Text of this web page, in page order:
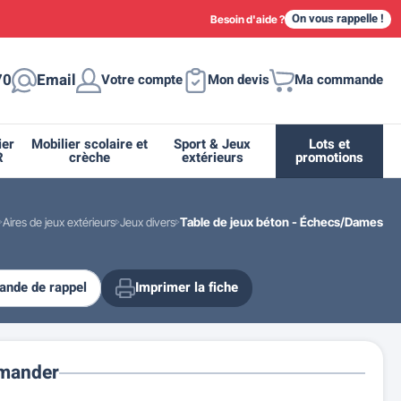
Besoin d'aide ? On vous rappelle !
Email Votre compte Mon devis Ma commande
Fleurissement urbain
Supports et abris vélo moto
Miroir de sécurité routière
Drapeau - Pavoisement
Espace sanitaire
Mobilier scolaire et
crèche
Casiers et meubles de rangement
Sport & Jeux
extérieurs
Lots et
promotions
Aires de jeux extérieurs Jeux divers Table de jeux béton - Échecs/Dames
de rappel Imprimer la fiche